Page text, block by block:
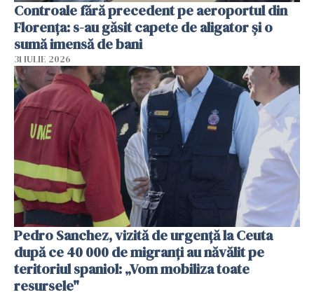
Controale fără precedent pe aeroportul din
Florența: s-au găsit capete de aligator și o
sumă imensă de bani
31 IULIE 2026
Pedro Sanchez, vizită de urgență la Ceuta
după ce 40 000 de migranți au năvălit pe
teritoriul spaniol: „Vom mobiliza toate
resursele"